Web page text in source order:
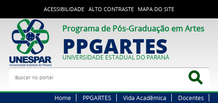
ACESSIBILIDADE ALTO CONTRASTE MAPA DO SITE
Programa de Pós-Graduação em Artes
PPGARTES
UNIVERSIDADE ESTADUAL DO PARANÁ
Buscar no portal
Home PPGARTES Vida Acadêmica
Docentes